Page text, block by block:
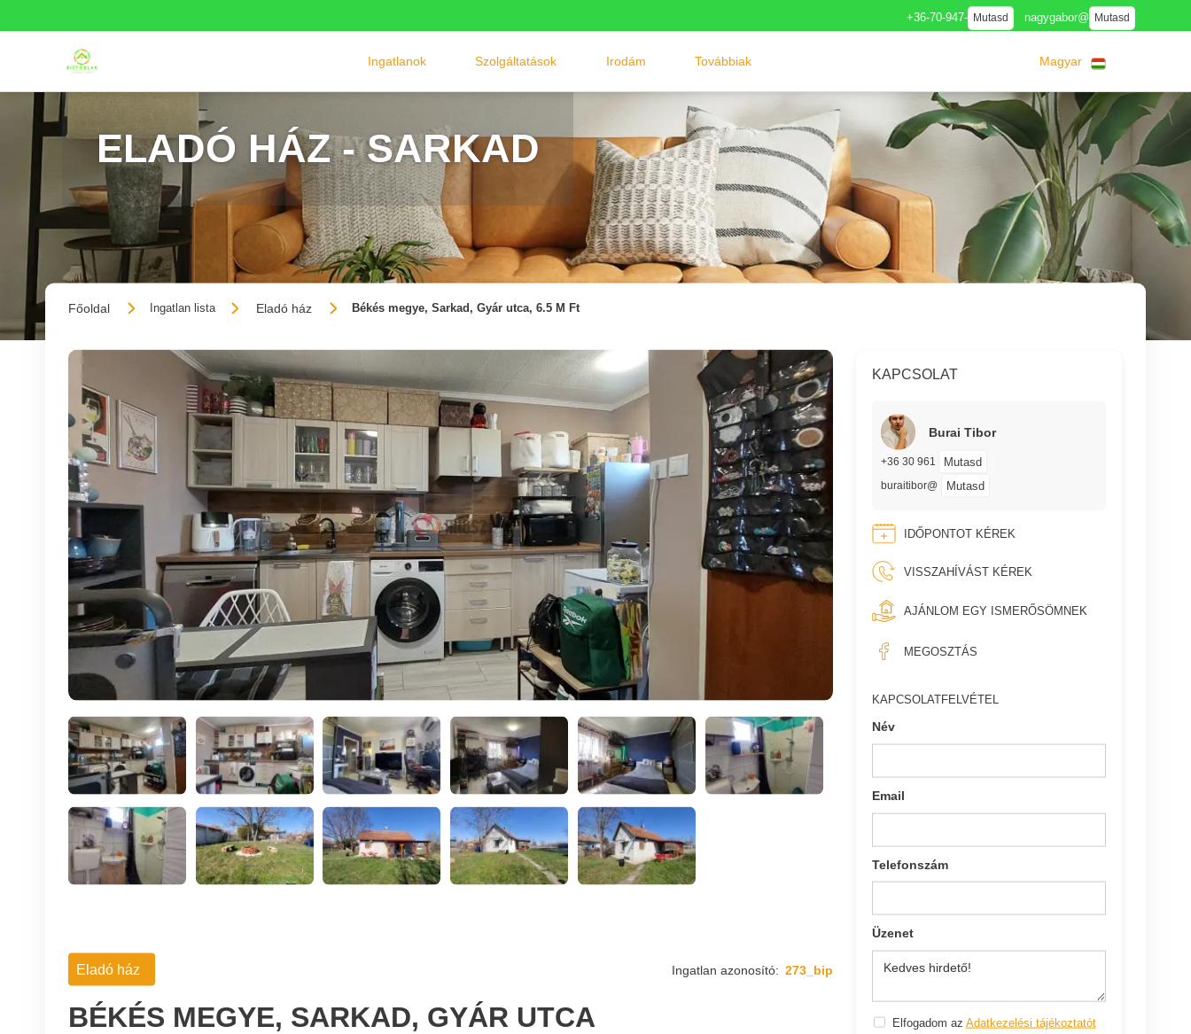
+36-70-947- Mutasd nagygabor@ Mutasd
Ingatlanok Szolgáltatások Irodám Továbbiak Magyar
ELADÓ HÁZ - SARKAD
Főoldal Ingatlan lista Eladó ház Békés megye, Sarkad, Gyár utca, 6.5 M Ft
KAPCSOLAT
Burai Tibor
+36 30 961 Mutasd
buraitibor@ Mutasd
IDŐPONTOT KÉREK
VISSZAHÍVÁST KÉREK
AJÁNLOM EGY ISMERŐSÖMNEK
MEGOSZTÁS
KAPCSOLATFELVÉTEL
Név
Email
Telefonszám
Üzenet
Elfogadom az Adatkezelési tájékoztatót
Eladó ház Ingatlan azonosító: 273_bip
BÉKÉS MEGYE, SARKAD, GYÁR UTCA